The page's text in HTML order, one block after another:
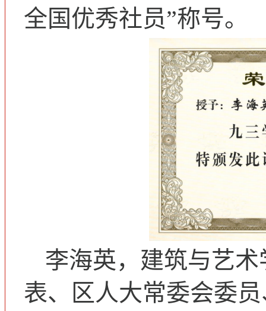
全国优秀社员”称号。
李海英，建筑与艺
表、区人大常委会委